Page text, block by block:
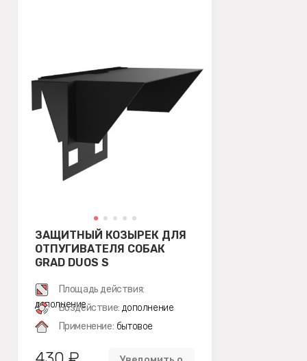
ЗАЩИТНЫЙ КОЗЫРЕК ДЛЯ
ОТПУГИВАТЕЛЯ СОБАК
GRAD DUOS S
Площадь действия:
дополнениеВоздействие: дополнение
Применение: бытовое